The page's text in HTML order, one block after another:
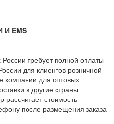
EMS
требует полной оплаты
для клиентов розничной
компании для оптовых
в другие страны
рассчитает стоимость
после размещения заказа